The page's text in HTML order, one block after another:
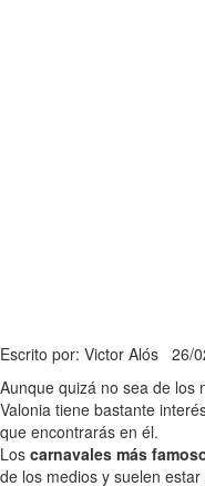
Escrito por: Victor Alós 26/
Aunque quizá no sea de los
Valonia tiene bastante
que encontrarás en él.
Los carnavales más
de los medios y suelen